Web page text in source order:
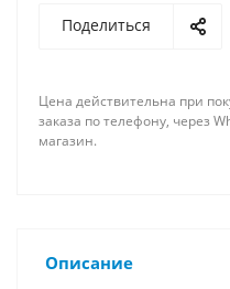
Поделиться
Цена действительна при
заказа по телефону, через
магазин.
Описание